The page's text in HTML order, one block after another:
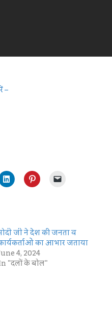
–
जी ने देश की जनता व
का आभार जताया
4, 2024
"दलों के बोल"